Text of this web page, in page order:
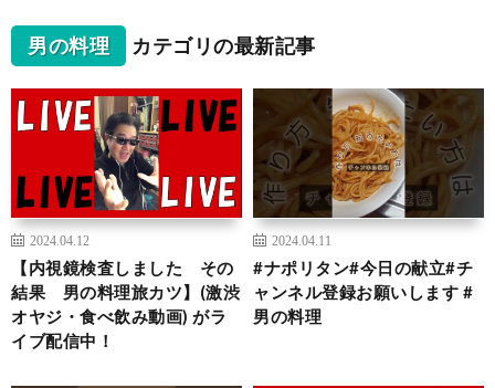
男の料理 カテゴリの最新記事
2024.04.12
【内視鏡検査しました その
結果 男の料理旅カツ】(激渋
オヤジ・食べ飲み動画) がラ
イブ配信中！
2024.04.11
#ナポリタン#今日の献立#チ
ャンネル登録お願いします #
男の料理